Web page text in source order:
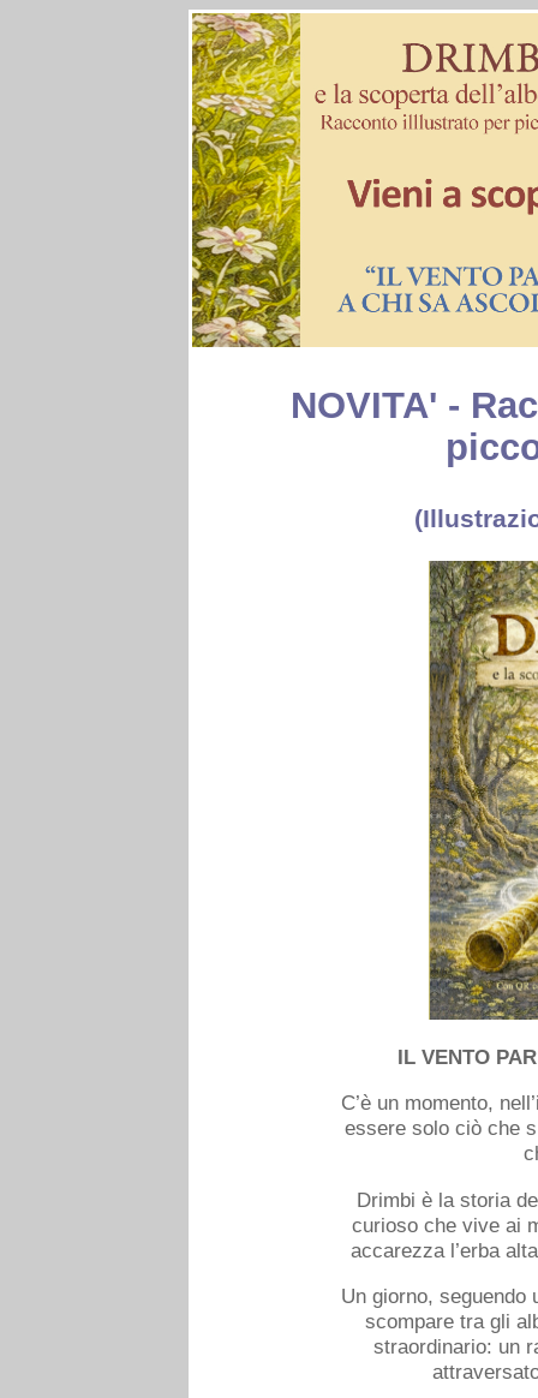
NOVITA' -
IL VENTO
C’è un momento,
essere solo ciò che
Drimbi è la storia
curioso che vive ai
accarezza l’erba
Un giorno, seguendo
scompare tra gli
straordinario: un